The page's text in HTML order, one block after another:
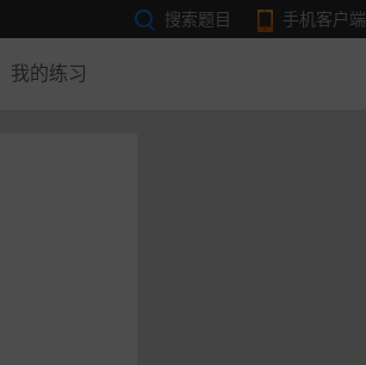
搜索题目 手机客户端
我的练习